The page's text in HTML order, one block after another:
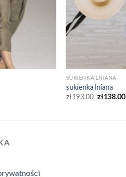
SUKIENKA LNIANA
sukienka lniana
zł193.00 zł138.00